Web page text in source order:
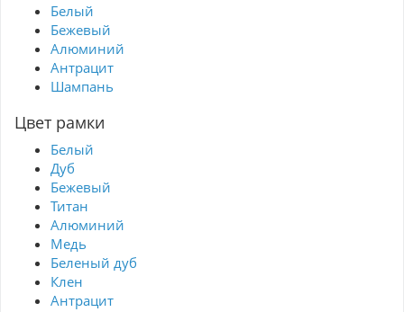
Белый
Бежевый
Алюминий
Антрацит
Шампань
Цвет рамки
Белый
Дуб
Бежевый
Титан
Алюминий
Медь
Беленый дуб
Клен
Антрацит